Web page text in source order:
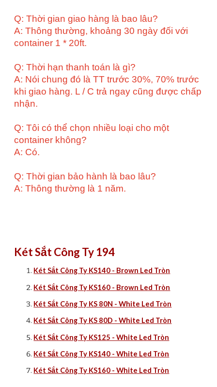
Q: Thời gian giao hàng là bao lâu?
A: Thông thường, khoảng 30 ngày đối với
container 1 * 20ft.
Q: Thời hạn thanh toán là gì?
A: Nói chung đó là TT trước 30%, 70% trước
khi giao hàng. L / C trả ngay cũng được chấp
nhận.
Q: Tôi có thể chọn nhiều loại cho một
container không?
A: Có.
Q: Thời gian bảo hành là bao lâu?
A: Thông thường là 1 năm.
Két Sắt Công Ty 194
Két Sắt Công Ty KS140 - Brown Led Tròn
Két Sắt Công Ty KS160 - Brown Led Tròn
Két Sắt Công Ty KS 80N - White Led Tròn
Két Sắt Công Ty KS 80D - White Led Tròn
Két Sắt Công Ty KS125 - White Led Tròn
Két Sắt Công Ty KS140 - White Led Tròn
Két Sắt Công Ty KS160 - White Led Tròn